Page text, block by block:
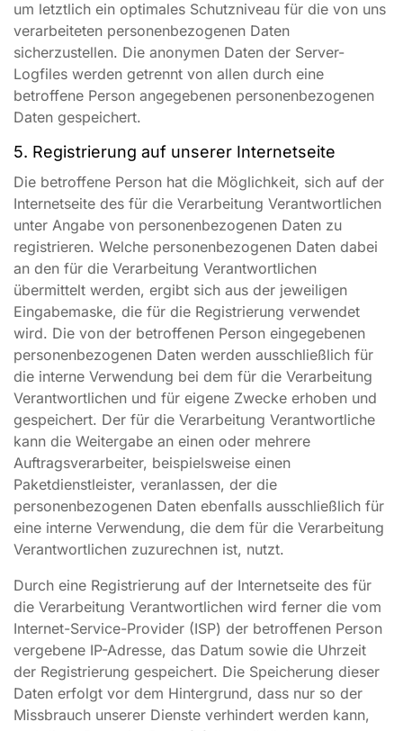
um letztlich ein optimales Schutzniveau für die von uns
verarbeiteten personenbezogenen Daten
sicherzustellen. Die anonymen Daten der Server-
Logfiles werden getrennt von allen durch eine
betroffene Person angegebenen personenbezogenen
Daten gespeichert.
5. Registrierung auf unserer Internetseite
Die betroffene Person hat die Möglichkeit, sich auf der
Internetseite des für die Verarbeitung Verantwortlichen
unter Angabe von personenbezogenen Daten zu
registrieren. Welche personenbezogenen Daten dabei
an den für die Verarbeitung Verantwortlichen
übermittelt werden, ergibt sich aus der jeweiligen
Eingabemaske, die für die Registrierung verwendet
wird. Die von der betroffenen Person eingegebenen
personenbezogenen Daten werden ausschließlich für
die interne Verwendung bei dem für die Verarbeitung
Verantwortlichen und für eigene Zwecke erhoben und
gespeichert. Der für die Verarbeitung Verantwortliche
kann die Weitergabe an einen oder mehrere
Auftragsverarbeiter, beispielsweise einen
Paketdienstleister, veranlassen, der die
personenbezogenen Daten ebenfalls ausschließlich für
eine interne Verwendung, die dem für die Verarbeitung
Verantwortlichen zuzurechnen ist, nutzt.
Durch eine Registrierung auf der Internetseite des für
die Verarbeitung Verantwortlichen wird ferner die vom
Internet-Service-Provider (ISP) der betroffenen Person
vergebene IP-Adresse, das Datum sowie die Uhrzeit
der Registrierung gespeichert. Die Speicherung dieser
Daten erfolgt vor dem Hintergrund, dass nur so der
Missbrauch unserer Dienste verhindert werden kann,